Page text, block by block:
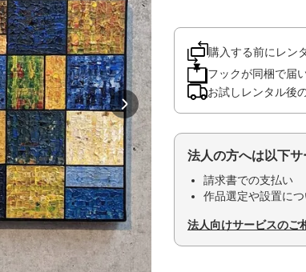
購入する前にレン
フックが同梱で届
お試しレンタル後
法人の方へは以下
請求書での支払い
作品選定や設置に
法人向けサービスのご